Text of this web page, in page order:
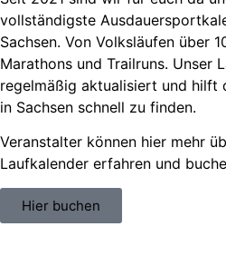
vollständigste
Sachsen. Von Volksläufen über
Marathons und Trailruns. Unser
regelmäßig aktualisiert und hilft
in Sachsen schnell zu finden.
Veranstalter können hier mehr
Laufkalender erfahren und
Hier buchen